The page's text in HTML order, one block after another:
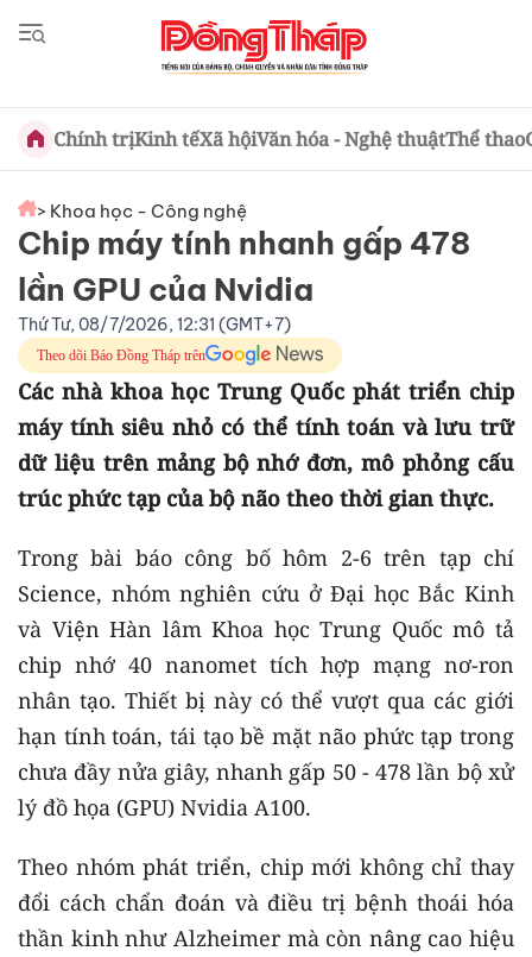
Chính trịKinh tếXã hộiVăn hóa - Nghệ thuậtThể thao
> Khoa học - Công nghệ
Chip máy tính nhanh gấp 478
lần GPU của Nvidia
Thứ Tư, 08/7/2026, 12:31 (GMT+7)
Theo dõi Báo Đồng Tháp trên
Các nhà khoa học Trung Quốc phát triển chip
máy tính siêu nhỏ có thể tính toán và lưu trữ
dữ liệu trên mảng bộ nhớ đơn, mô phỏng cấu
trúc phức tạp của bộ não theo thời gian thực.
Trong bài báo công bố hôm 2-6 trên tạp chí
Science, nhóm nghiên cứu ở Đại học Bắc Kinh
và Viện Hàn lâm Khoa học Trung Quốc mô tả
chip nhớ 40 nanomet tích hợp mạng nơ-ron
nhân tạo. Thiết bị này có thể vượt qua các giới
hạn tính toán, tái tạo bề mặt não phức tạp trong
chưa đầy nửa giây, nhanh gấp 50 - 478 lần bộ xử
lý đồ họa (GPU) Nvidia A100.
Theo nhóm phát triển, chip mới không chỉ thay
đổi cách chẩn đoán và điều trị bệnh thoái hóa
thần kinh như Alzheimer mà còn nâng cao hiệu